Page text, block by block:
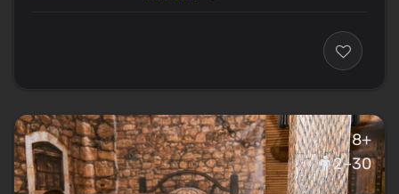
8+
2–30